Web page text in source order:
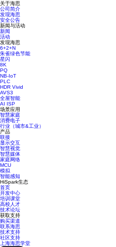
关于海思
公司简介
发现海思
安全公告
新闻与活动
新闻
活动
发现海思
6+2+N
朱雀绿色节能
星闪
8K
PQ
NB-IoT
PLC
HDR Vivid
AVS3
全屋智能
AI ISP
场景应用
智慧家庭
消费电子
行业（城市&工业）
产品
联接
显示交互
智慧视觉
智慧媒体
家庭网络
MCU
模拟
智能感知
HiSpark生态
首页
开发中心
培训课堂
高校人才
技术论坛
获取支持
购买渠道
联系海思
技术支持
社区支持
上海海思学堂